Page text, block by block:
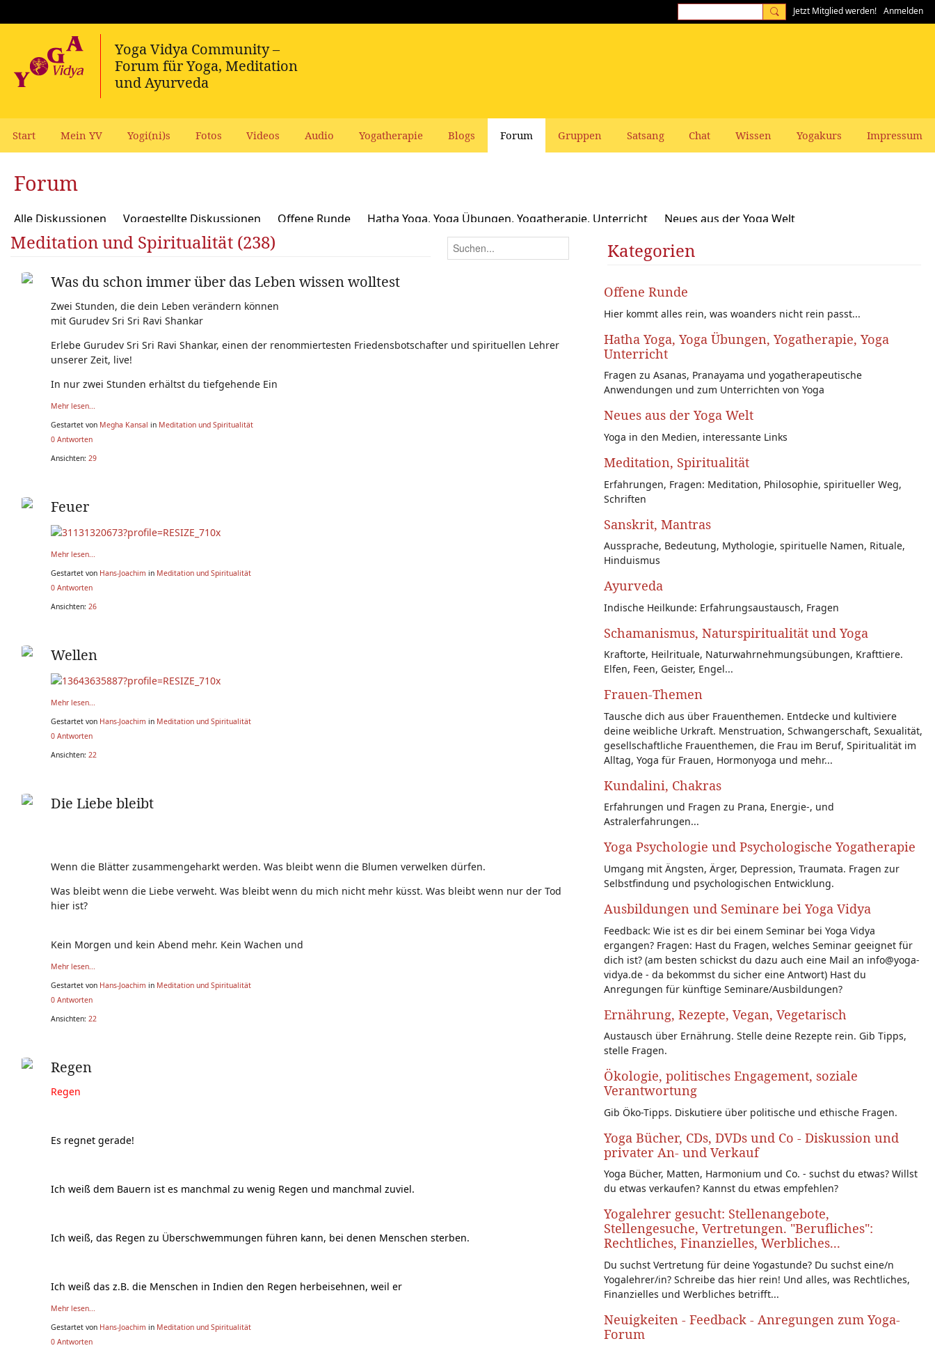
Jetzt Mitglied werden! Anmelden
Start Mein YV Yogi(ni)s Fotos Videos Audio Yogatherapie Blogs Forum Gruppen Satsang Chat Wissen Yogakurs Impressum
Forum
Alle Diskussionen Vorgestellte Diskussionen Offene Runde Hatha Yoga, Yoga Übungen, Yogatherapie, Unterricht
Neues aus der Yoga Welt
Meditation und Spiritualität
Sanskrit und Mantras Schamanismus, Naturspiritualität und Yoga Frauen-Themen
Yoga Psychologie und Psychologische Yogatherapie
Ausbildungen und Seminare bei Yoga Vidya
Ökologie, polit Engagement, soziale Verantwortung
Meditation und Spiritualität (238)
Was du schon immer über das Leben wissen wolltest
Zwei Stunden, die dein Leben verändern können
mit Gurudev Sri Sri Ravi Shankar
Erlebe Gurudev Sri Sri Ravi Shankar, einen der renommiertesten Friedensbotschafter und spirituellen Lehrer
unserer Zeit, live!
In nur zwei Stunden erhältst du tiefgehende Ein
Mehr lesen...
Gestartet von Megha Kansal in Meditation und Spiritualität
0 Antworten
Ansichten: 29
Feuer
Mehr lesen...
Gestartet von Hans-Joachim in Meditation und Spiritualität
0 Antworten
Ansichten: 26
Wellen
Mehr lesen...
Gestartet von Hans-Joachim in Meditation und Spiritualität
0 Antworten
Ansichten: 22
Die Liebe bleibt
Wenn die Blätter zusammengeharkt werden. Was bleibt wenn die Blumen verwelken dürfen.
Was bleibt wenn die Liebe verweht. Was bleibt wenn du mich nicht mehr küsst. Was bleibt wenn nur der Tod
hier ist?
Kein Morgen und kein Abend mehr. Kein Wachen und
Mehr lesen...
Gestartet von Hans-Joachim in Meditation und Spiritualität
0 Antworten
Ansichten: 22
Regen
Regen
Es regnet gerade!
Ich weiß dem Bauern ist es manchmal zu wenig Regen und manchmal zuviel.
Ich weiß, das Regen zu Überschwemmungen führen kann, bei denen Menschen sterben.
Ich weiß das z.B. die Menschen in Indien den Regen herbeisehnen, weil er
Mehr lesen...
Gestartet von Hans-Joachim in Meditation und Spiritualität
0 Antworten
Kategorien
Offene Runde
Hier kommt alles rein, was woanders nicht rein passt...
Hatha Yoga, Yoga Übungen, Yogatherapie, Yoga
Unterricht
Fragen zu Asanas, Pranayama und yogatherapeutische
Anwendungen und zum Unterrichten von Yoga
Neues aus der Yoga Welt
Yoga in den Medien, interessante Links
Meditation, Spiritualität
Erfahrungen, Fragen: Meditation, Philosophie, spiritueller Weg,
Schriften
Sanskrit, Mantras
Aussprache, Bedeutung, Mythologie, spirituelle Namen, Rituale,
Hinduismus
Ayurveda
Indische Heilkunde: Erfahrungsaustausch, Fragen
Schamanismus, Naturspiritualität und Yoga
Kraftorte, Heilrituale, Naturwahrnehmungsübungen, Krafttiere.
Elfen, Feen, Geister, Engel...
Frauen-Themen
Tausche dich aus über Frauenthemen. Entdecke und kultiviere
deine weibliche Urkraft. Menstruation, Schwangerschaft, Sexualität,
gesellschaftliche Frauenthemen, die Frau im Beruf, Spiritualität im
Alltag, Yoga für Frauen, Hormonyoga und mehr...
Kundalini, Chakras
Erfahrungen und Fragen zu Prana, Energie-, und
Astralerfahrungen...
Yoga Psychologie und Psychologische Yogatherapie
Umgang mit Ängsten, Ärger, Depression, Traumata. Fragen zur
Selbstfindung und psychologischen Entwicklung.
Ausbildungen und Seminare bei Yoga Vidya
Feedback: Wie ist es dir bei einem Seminar bei Yoga Vidya
ergangen? Fragen: Hast du Fragen, welches Seminar geeignet für
dich ist? (am besten schickst du dazu auch eine Mail an info@yoga-
vidya.de - da bekommst du sicher eine Antwort) Hast du
Anregungen für künftige Seminare/Ausbildungen?
Ernährung, Rezepte, Vegan, Vegetarisch
Austausch über Ernährung. Stelle deine Rezepte rein. Gib Tipps,
stelle Fragen.
Ökologie, politisches Engagement, soziale
Verantwortung
Gib Öko-Tipps. Diskutiere über politische und ethische Fragen.
Yoga Bücher, CDs, DVDs und Co - Diskussion und
privater An- und Verkauf
Yoga Bücher, Matten, Harmonium und Co. - suchst du etwas? Willst
du etwas verkaufen? Kannst du etwas empfehlen?
Yogalehrer gesucht: Stellenangebote,
Stellengesuche, Vertretungen. "Berufliches":
Rechtliches, Finanzielles, Werbliches...
Du suchst Vertretung für deine Yogastunde? Du suchst eine/n
Yogalehrer/in? Schreibe das hier rein! Und alles, was Rechtliches,
Finanzielles und Werbliches betrifft...
Neuigkeiten - Feedback - Anregungen zum Yoga-
Forum